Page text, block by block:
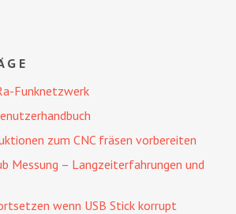
Funknetzwerk
zum CNC fräsen vorbereiten
Messung – Langzeiterfahrungen und
wenn USB Stick korrupt